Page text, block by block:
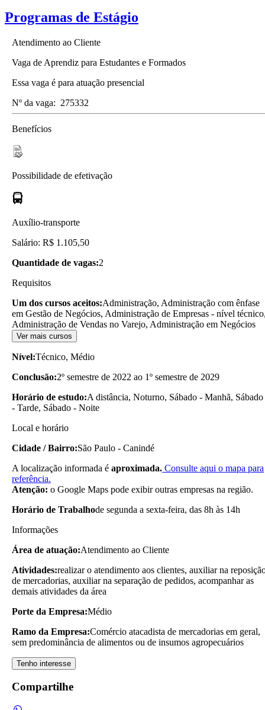
Programas de Estágio
Atendimento ao Cliente
Vaga de Aprendiz para Estudantes e Formados
Essa vaga é para atuação presencial
Nº da vaga: 275332
Benefícios
Possibilidade de efetivação
Auxílio-transporte
Salário: R$ 1.105,50
Quantidade de vagas:2
Requisitos
Um dos cursos aceitos:Administração, Administração com ênfase
em Gestão de Negócios, Administração de Empresas - nível
Administração de Vendas no Varejo, Administração em Negócios
Ver mais cursos
Nível:Técnico, Médio
Conclusão:2º semestre de 2022 ao 1º semestre de 2029
Horário de estudo:A distância, Noturno, Sábado - Manhã, Sábado
- Tarde, Sábado - Noite
Local e horário
Cidade / Bairro:São Paulo - Canindé
A localização informada é aproximada. Consulte aqui o mapa para
referência.
Atenção: o Google Maps pode exibir outras empresas na região.
Horário de Trabalhode segunda a sexta-feira, das 8h às 14h
Informações
Área de atuação:Atendimento ao Cliente
Atividades:realizar o atendimento aos clientes, auxiliar na
de mercadorias, auxiliar na separação de pedidos, acompanhar as
demais atividades da área
Porte da Empresa:Médio
Ramo da Empresa:Comércio atacadista de mercadorias em geral,
sem predominância de alimentos ou de insumos agropecuários
Tenho interesse
Compartilhe